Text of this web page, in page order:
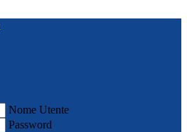
Nome Utente
Password